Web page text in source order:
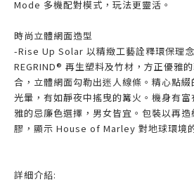
Mode 多機配對模式，玩法更靈活。
時尚立體網面造型
-Rise Up Solar 以精緻工藝詮釋環保理
REGRIND® 再生塑料及竹材，方正優雅
合，立體網面勾勒出迷人線條。精心點
光暈，有如靜夜中搖曳的篝火。機身有
雅的忌廉色選擇，男女皆宜。包裝以再
膠，顯示 House of Marley 對地球環境
詳細介紹: